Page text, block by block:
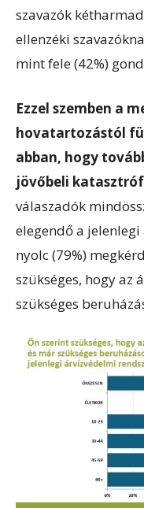
szavazók
ellenzéki
mint fele (42%)
Ezzel szemben a
hovatartozástól
abban, hogy
jövőbeli
válaszadók
elegendő a
nyolc (79%)
szükséges, hogy az
szükséges